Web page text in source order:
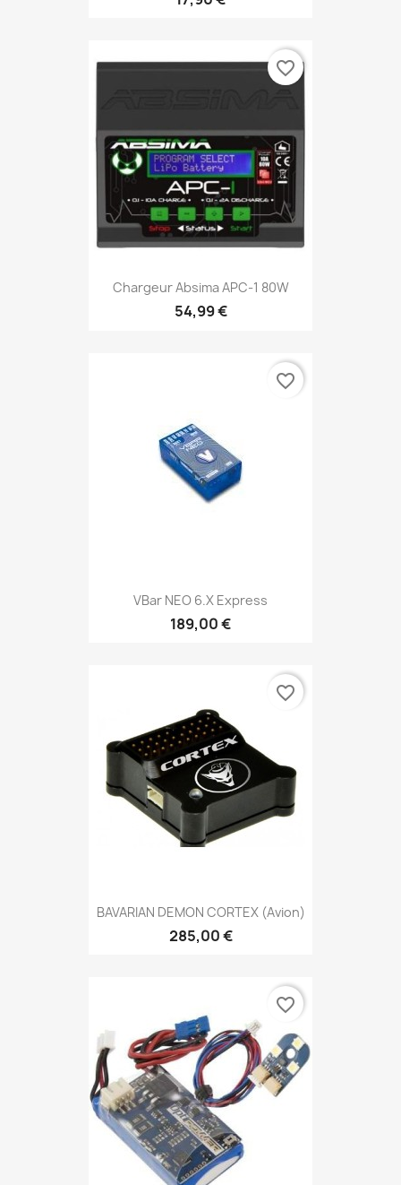
Chargeur Absima APC-1 80W
54,99 €
favorite_border
VBar NEO 6.x Express
189,00 €
favorite_border
BAVARIAN DEMON CORTEX (avion)
285,00 €
favorite_border
favorite_border